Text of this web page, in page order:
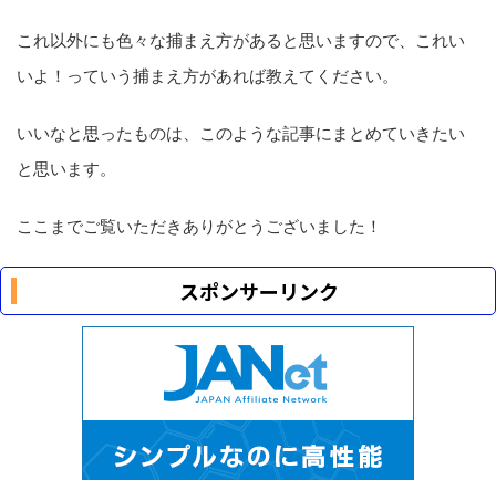
これ以外にも色々な捕まえ方があると思いますので、これい
いよ！っていう捕まえ方があれば教えてください。
いいなと思ったものは、このような記事にまとめていきたい
と思います。
ここまでご覧いただきありがとうございました！
スポンサーリンク